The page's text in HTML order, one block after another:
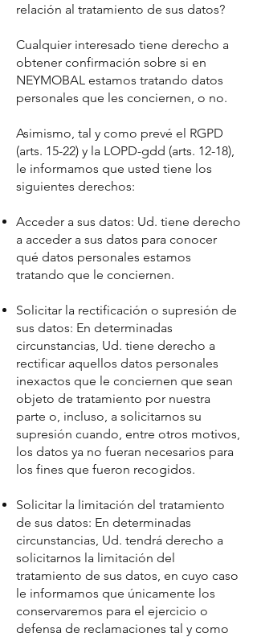
relación al tratamiento de sus datos?
Cualquier interesado tiene derecho a
obtener confirmación sobre si en
NEYMOBAL estamos tratando datos
personales que les conciernen, o no.
Asimismo, tal y como prevé el RGPD
(arts. 15-22) y la LOPD-gdd (arts. 12-18),
le informamos que usted tiene los
siguientes derechos:
Acceder a sus datos: Ud. tiene derecho
a acceder a sus datos para conocer
qué datos personales estamos
tratando que le conciernen.
Solicitar la rectificación o supresión de
sus datos: En determinadas
circunstancias, Ud. tiene derecho a
rectificar aquellos datos personales
inexactos que le conciernen que sean
objeto de tratamiento por nuestra
parte o, incluso, a solicitarnos su
supresión cuando, entre otros motivos,
los datos ya no fueran necesarios para
los fines que fueron recogidos.
Solicitar la limitación del tratamiento
de sus datos: En determinadas
circunstancias, Ud. tendrá derecho a
solicitarnos la limitación del
tratamiento de sus datos, en cuyo caso
le informamos que únicamente los
conservaremos para el ejercicio o
defensa de reclamaciones tal y como